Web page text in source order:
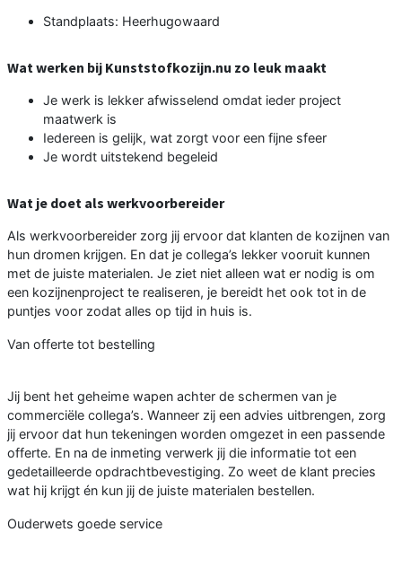
Standplaats: Heerhugowaard
Wat werken bij Kunststofkozijn.nu zo leuk maakt
Je werk is lekker afwisselend omdat ieder project
maatwerk is
Iedereen is gelijk, wat zorgt voor een fijne sfeer
Je wordt uitstekend begeleid
Wat je doet als werkvoorbereider
Als werkvoorbereider zorg jij ervoor dat klanten de kozijnen van
hun dromen krijgen. En dat je collega’s lekker vooruit kunnen
met de juiste materialen. Je ziet niet alleen wat er nodig is om
een kozijnenproject te realiseren, je bereidt het ook tot in de
puntjes voor zodat alles op tijd in huis is.
Van offerte tot bestelling
Jij bent het geheime wapen achter de schermen van je
commerciële collega’s. Wanneer zij een advies uitbrengen, zorg
jij ervoor dat hun tekeningen worden omgezet in een passende
offerte. En na de inmeting verwerk jij die informatie tot een
gedetailleerde opdrachtbevestiging. Zo weet de klant precies
wat hij krijgt én kun jij de juiste materialen bestellen.
Ouderwets goede service